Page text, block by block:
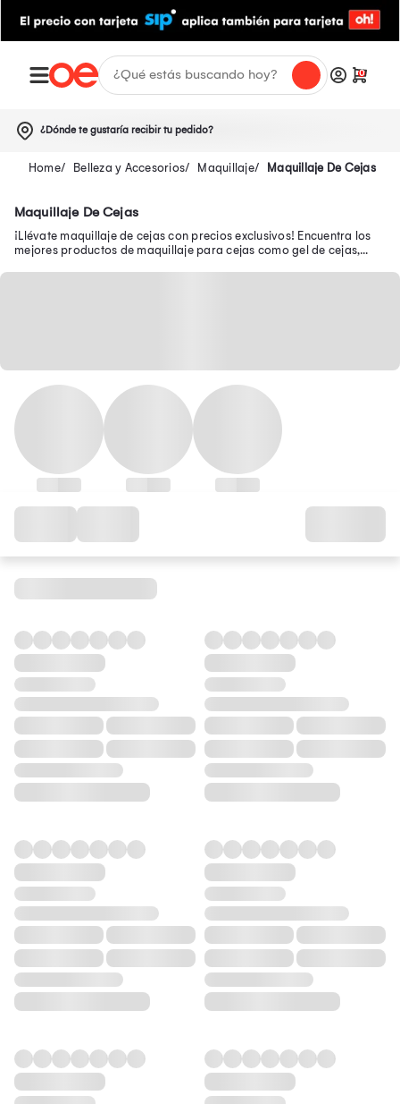
0
¿Dónde te gustaría recibir tu pedido?
Belleza y Accesorios Maquillaje Maquillaje De Cejas
Maquillaje De Cejas
¡Llévate maquillaje de cejas con precios exclusivos! Encuentra los
mejores productos de maquillaje para cejas como gel de cejas,